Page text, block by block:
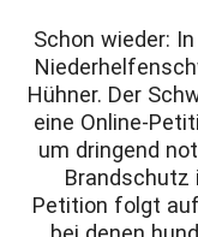
Schon wieder:
Hühner. Der
eine Online-
um dringend
Brandschutz
Petition folgt